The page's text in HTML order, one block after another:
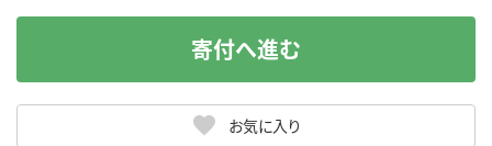
お気に入り
寄付へ進む